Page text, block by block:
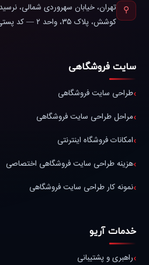
⚲
تهران، خیابان سهروردی شمالی،
کوشش، پلاک ۳۵، واحد ۲ — کد پستی ۱۵۵۱۷۱۸۶۱۳
سایت فروشگاهی
طراحی سایت فروشگاهی
مراحل طراحی سایت فروشگاهی
امکانات فروشگاه اینترنتی
هزینه طراحی سایت فروشگاهی اختصاصی
نمونه کار طراحی سایت فروشگاهی
خدمات آریو
راهبری و پشتیبانی